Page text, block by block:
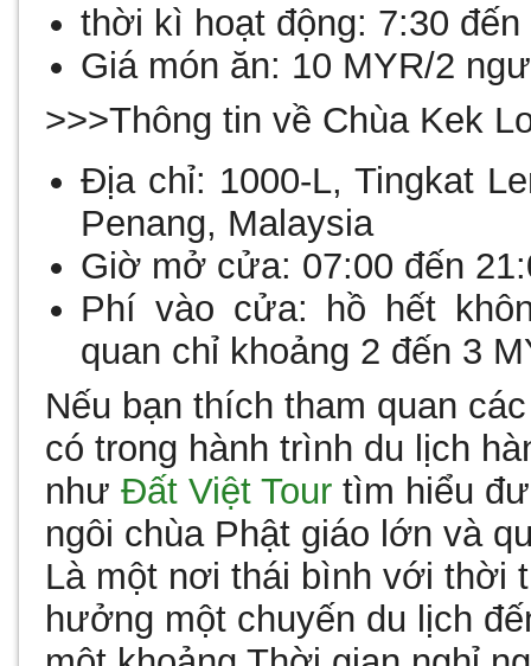
thời kì hoạt động: 7:30
Giá món ăn: 10 MYR/2
>>>Thông tin về Chùa Kek
Địa chỉ: 1000-L, Tingkat
Penang, Malaysia
Giờ mở cửa: 07:00 đến
Phí vào cửa: hồ hết
quan chỉ khoảng 2 đến 3
Nếu bạn thích tham quan
có trong hành trình du lịch
nhưĐất Việt Tour tìm hiểu
ngôi chùa Phật giáo lớn và
Là một nơi thái bình với thời
hưởng một chuyến du lịch